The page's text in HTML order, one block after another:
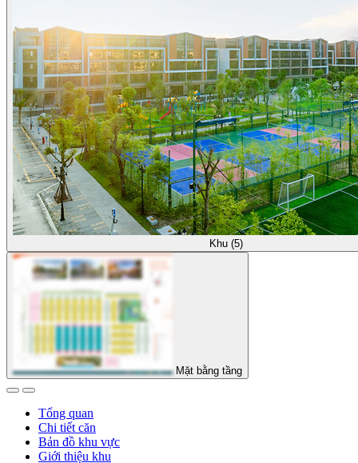
Khu (5)
Mặt bằng tầng
Tổng quan
Chi tiết căn
Bản đồ khu vực
Giới thiệu khu